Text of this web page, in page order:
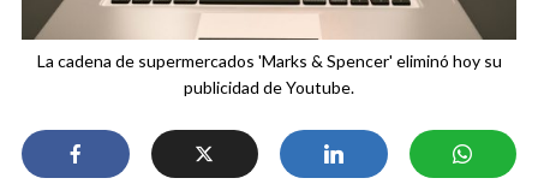
La cadena de supermercados 'Marks & Spencer' eliminó hoy su
publicidad de Youtube.